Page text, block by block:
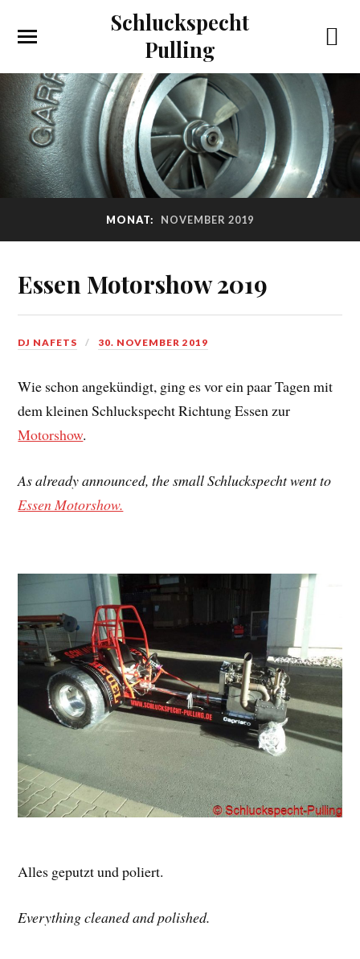
Schluckspecht
Pulling
MONAT: NOVEMBER 2019
Essen Motorshow 2019
DJ NAFETS 30. NOVEMBER 2019
Wie schon angekündigt, ging es vor ein paar Tagen mit
dem kleinen Schluckspecht Richtung Essen zur
Motorshow.
As already announced, the small Schluckspecht went to
Essen Motorshow.
Alles geputzt und poliert.
Everything cleaned and polished.